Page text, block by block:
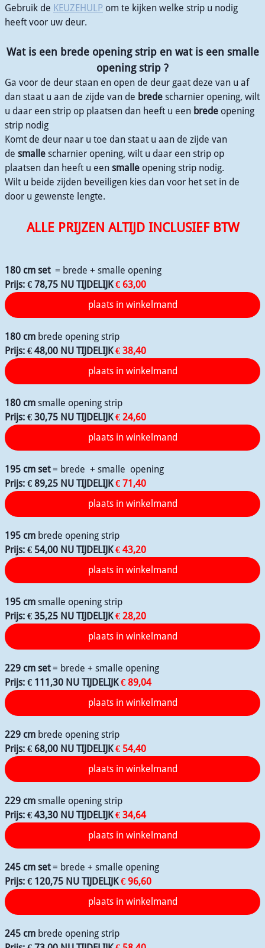
Gebruik de KEUZEHULP om te kijken welke strip u nodig
heeft voor uw deur.
Wat is een brede opening strip en wat is een smalle
opening strip ?
Ga voor de deur staan en open de deur gaat deze van u af
dan staat u aan de zijde van de brede scharnier opening, wilt
u daar een strip op plaatsen dan heeft u een brede opening
strip nodig
Komt de deur naar u toe dan staat u aan de zijde van
de smalle scharnier opening, wilt u daar een strip op
plaatsen dan heeft u een smalle opening strip nodig.
Wilt u beide zijden beveiligen kies dan voor het set in de
door u gewenste lengte.
ALLE PRIJZEN ALTIJD INCLUSIEF BTW
180 cm set= brede + smalle opening
Prijs: € 78,75 NU TIJDELIJK€ 63,00
180 cm brede opening strip
Prijs: € 48,00 NU TIJDELIJK€ 38,40
180 cm smalle opening strip
Prijs: € 30,75 NU TIJDELIJK€ 24,60
195 cm set= brede + smalle opening
Prijs: € 89,25 NU TIJDELIJK€ 71,40
195 cm brede opening strip
Prijs: € 54,00 NU TIJDELIJK€ 43,20
195 cm smalle opening strip
Prijs: € 35,25 NU TIJDELIJK€ 28,20
229 cm set= brede + smalle opening
Prijs: € 111,30 NU TIJDELIJK€ 89,04
229 cm brede opening strip
Prijs: € 68,00 NU TIJDELIJK€ 54,40
229 cm smalle opening strip
Prijs: € 43,30 NU TIJDELIJK€ 34,64
245 cm set= brede + smalle opening
Prijs: € 120,75 NU TIJDELIJK€ 96,60
245 cm brede opening strip